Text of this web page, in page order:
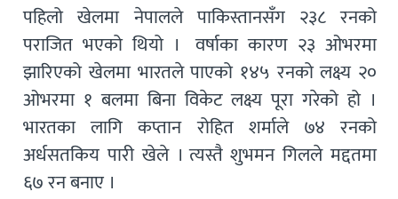
पहिलो खेलमा नेपालले पाकिस्तानसँग २३८ रनको
पराजित भएको थियो । वर्षाका कारण २३ ओभरमा
झारिएको खेलमा भारतले पाएको १४५ रनको लक्ष्य २०
ओभरमा १ बलमा बिना विकेट लक्ष्य पूरा गरेको हो ।
भारतका लागि कप्तान रोहित शर्माले ७४ रनको
अर्धसतकिय पारी खेले । त्यस्तै शुभमन गिलले मद्दतमा
६७ रन बनाए ।